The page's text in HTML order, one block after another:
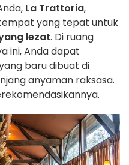
La Trattoria,
yang tepat untuk
lezat. Di ruang
ini, Anda dapat
baru dibuat di
anyaman raksasa.